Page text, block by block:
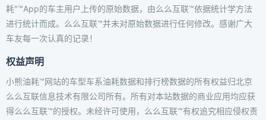
耗"™App的车主用户上传的原始数据，由么么互联™依据统计学方法
进行统计而成。么么互联™并未对原始数据进行任何修改。感谢广大
车友每一次认真的记录！
权益声明
小熊油耗™网站的车型车系油耗数据和排行榜数据的所有权益归北京
么么互联信息技术有限公司所有。所有对本站数据的商业应用均应获
得么么互联™的授权。未经许可使用，么么互联™有权追究相应侵权责